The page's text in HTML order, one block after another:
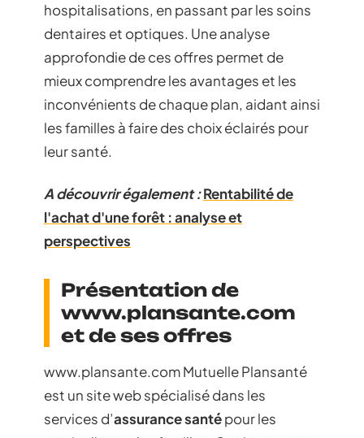
hospitalisations, en passant par les soins
dentaires et optiques. Une analyse
approfondie de ces offres permet de
mieux comprendre les avantages et les
inconvénients de chaque plan, aidant ainsi
les familles à faire des choix éclairés pour
leur santé.
A découvrir également :Rentabilité de
l'achat d'une forêt : analyse et
perspectives
Présentation de
www.plansante.com
et de ses offres
www.plansante.com Mutuelle Plansanté
est un site web spécialisé dans les
services d’assurance santépour les